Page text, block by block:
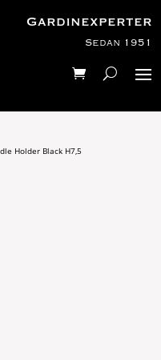
Gardinexperter
Sedan 1951
Holder Black H7,5